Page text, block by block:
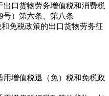
口货物劳务增值税和消费税
号）第六条、第八条
免税政策的出口货物劳务征
增值税退（免）税和免税政